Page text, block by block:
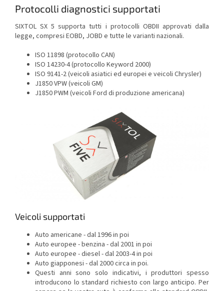
Protocolli diagnostici supportati
SIXTOL SX 5 supporta tutti i protocolli OBDII approvati dalla
legge, compresi EOBD, JOBD e tutte le varianti nazionali.
ISO 11898 (protocollo CAN)
ISO 14230-4 (protocollo Keyword 2000)
ISO 9141-2 (veicoli asiatici ed europei e veicoli Chrysler)
J1850 VPW (veicoli GM)
J1850 PWM (veicoli Ford di produzione americana)
Veicoli supportati
Auto americane - dal 1996 in poi
Auto europee - benzina - dal 2001 in poi
Auto europee - diesel - dal 2003-4 in poi
Auto giapponesi - dal 2000 circa in poi.
Questi anni sono solo indicativi, i produttori spesso
introducono lo standard richiesto con largo anticipo. Per